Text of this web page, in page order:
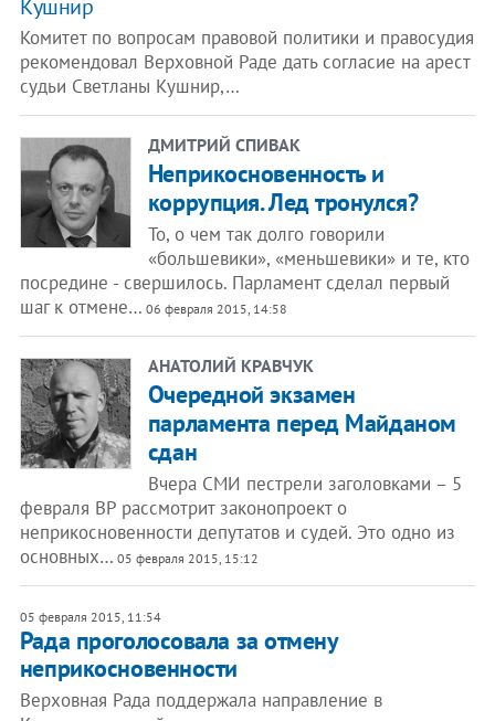
Кушнир
Комитет по вопросам правовой политики и правосудия
рекомендовал Верховной Раде дать согласие на арест
судьи Светланы Кушнир,…
ДМИТРИЙ СПИВАК
Неприкосновенность и
коррупция. Лед тронулся?
То, о чем так долго говорили
«большевики», «меньшевики» и те, кто
посредине - свершилось. Парламент сделал первый
шаг к отмене… 06 февраля 2015, 14:58
АНАТОЛИЙ КРАВЧУК
Очередной экзамен
парламента перед Майданом
сдан
Вчера СМИ пестрели заголовками – 5
февраля ВР рассмотрит законопроект о
неприкосновенности депутатов и судей. Это одно из
основных… 05 февраля 2015, 15:12
05 февраля 2015, 11:54
Рада проголосовала за отмену
неприкосновенности
Верховная Рада поддержала направление в